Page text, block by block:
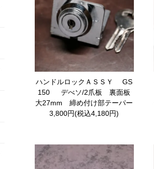
ハンドルロックＡＳＳＹ GS
150 デべソ/2爪板 裏面板
大27mm 締め付け部テーパー
3,800円(税込4,180円)